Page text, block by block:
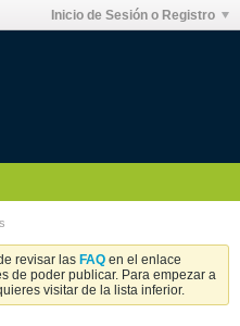
Inicio de Sesión o Registro
revisar las FAQ en el enlace
de poder publicar. Para empezar a
visitar de la lista inferior.